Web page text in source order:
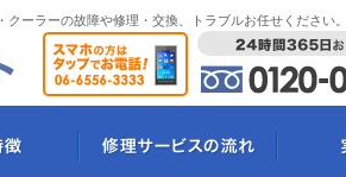
ーラーの故障や修理・交換、トラブルお任せください